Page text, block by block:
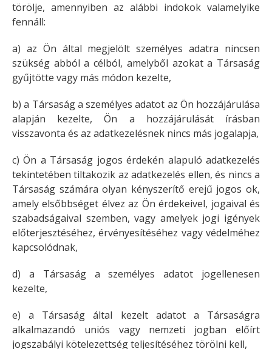
törölje, amennyiben az alábbi indokok valamelyike
fennáll:
a) az Ön által megjelölt személyes adatra nincsen
szükség abból a célból, amelyből azokat a Társaság
gyűjtötte vagy más módon kezelte,
b) a Társaság a személyes adatot az Ön hozzájárulása
alapján kezelte, Ön a hozzájárulását írásban
visszavonta és az adatkezelésnek nincs más jogalapja,
c) Ön a Társaság jogos érdekén alapuló adatkezelés
tekintetében tiltakozik az adatkezelés ellen, és nincs a
Társaság számára olyan kényszerítő erejű jogos ok,
amely elsőbbséget élvez az Ön érdekeivel, jogaival és
szabadságaival szemben, vagy amelyek jogi igények
előterjesztéséhez, érvényesítéséhez vagy védelméhez
kapcsolódnak,
d) a Társaság a személyes adatot jogellenesen
kezelte,
e) a Társaság által kezelt adatot a Társaságra
alkalmazandó uniós vagy nemzeti jogban előírt
jogszabályi kötelezettség teljesítéséhez törölni kell,